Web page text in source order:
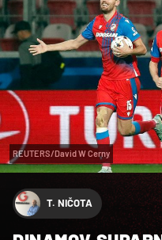
REUTERS/David W Cerny
T. NIČOTA